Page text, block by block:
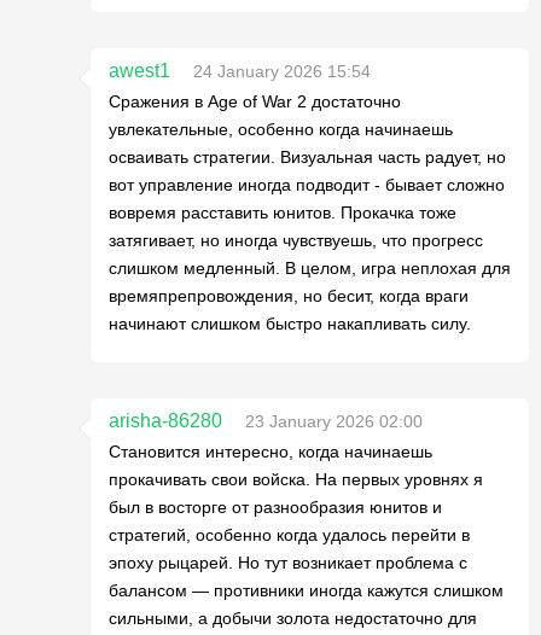
awest1
24 January 2026 15:54
Сражения в Age of War 2 достаточно
увлекательные, особенно когда начинаешь
осваивать стратегии. Визуальная часть радует, но
вот управление иногда подводит - бывает сложно
вовремя расставить юнитов. Прокачка тоже
затягивает, но иногда чувствуешь, что прогресс
слишком медленный. В целом, игра неплохая для
времяпрепровождения, но бесит, когда враги
начинают слишком быстро накапливать силу.
arisha-86280
23 January 2026 02:00
Становится интересно, когда начинаешь
прокачивать свои войска. На первых уровнях я
был в восторге от разнообразия юнитов и
стратегий, особенно когда удалось перейти в
эпоху рыцарей. Но тут возникает проблема с
балансом — противники иногда кажутся слишком
сильными, а добычи золота недостаточно для